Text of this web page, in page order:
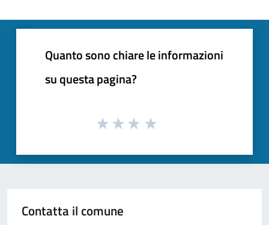
Quanto sono chiare le informazioni
su questa pagina?
Contatta il comune